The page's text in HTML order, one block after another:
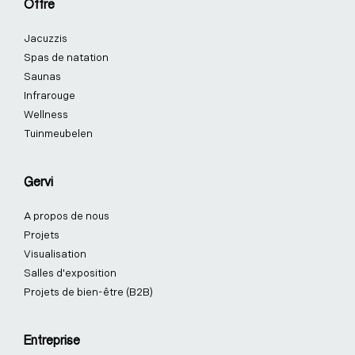
o
-
f
-
i
Offre
Jacuzzis
Spas de natation
Saunas
Infrarouge
Wellness
Tuinmeubelen
Gervi
A propos de nous
Projets
Visualisation
Salles d'exposition
Projets de bien-être (B2B)
Entreprise